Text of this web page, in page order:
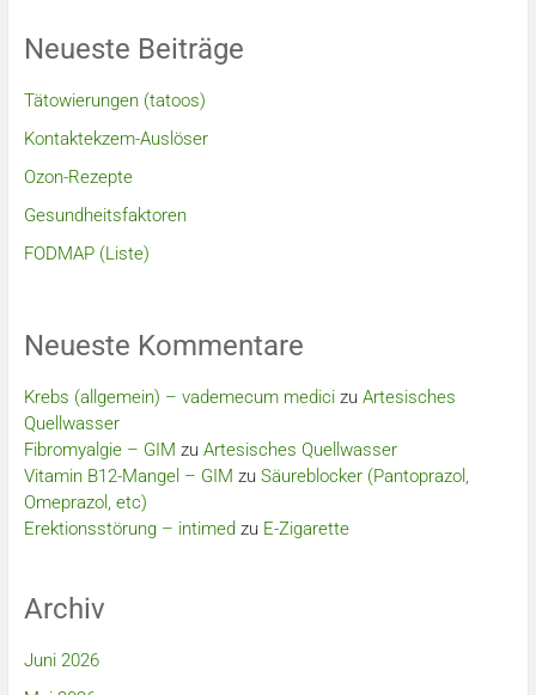
Neueste Beiträge
Tätowierungen (tatoos)
Kontaktekzem-Auslöser
Ozon-Rezepte
Gesundheitsfaktoren
FODMAP (Liste)
Neueste Kommentare
Krebs (allgemein) – vademecum medicizu Artesisches
Quellwasser
Fibromyalgie – GIM zu Artesisches Quellwasser
Vitamin B12-Mangel – GIM zu Säureblocker (Pantoprazol,
Omeprazol, etc)
Erektionsstörung – intimed zu E-Zigarette
Archiv
Juni 2026